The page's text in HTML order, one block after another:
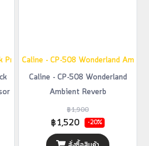
Preamp Overdrive Compressor
Caline - CP-508 Wonderland
Caline - CP-508 Wonderland
Ambient Reverb
฿1,900
฿1,520 -20%